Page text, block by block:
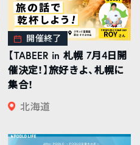
開催終了
【TABEER in 札幌 7月4日開
催決定！】旅好きよ、札幌に
集合！
北海道